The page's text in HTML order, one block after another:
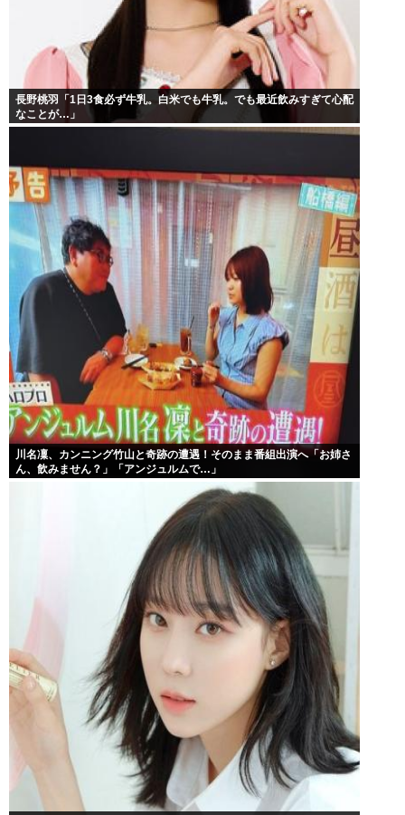
長野桃羽「1日3食必ず牛乳。白米でも牛乳。でも最近飲みすぎて心配
なことが…」
川名凜、カンニング竹山と奇跡の遭遇！そのまま番組出演へ「お姉さ
ん、飲みません？」「アンジュルムで…」